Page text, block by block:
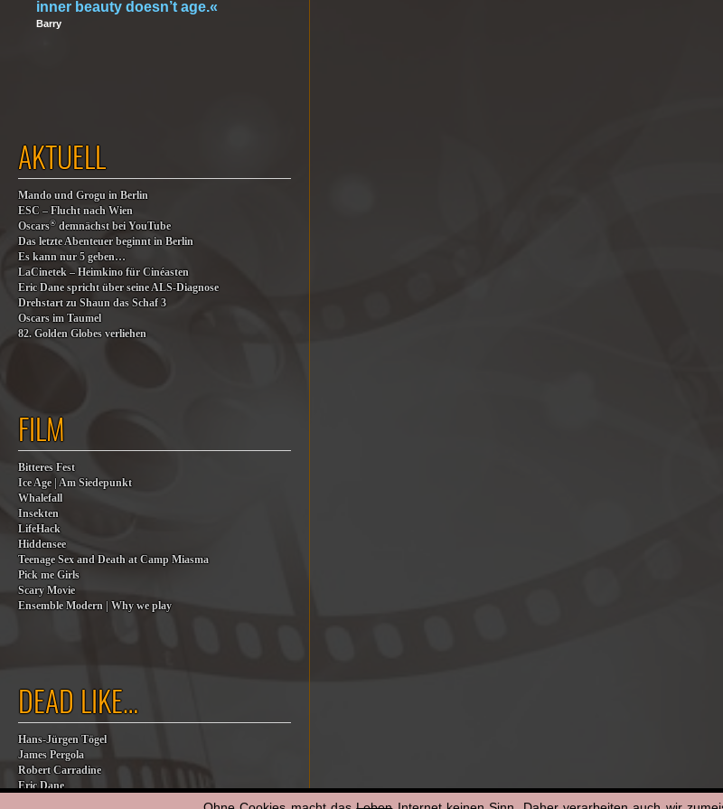
inner beauty doesn’t age.«
Barry
AKTUELL
Mando und Grogu in Berlin
ESC – Flucht nach Wien
Oscars® demnächst bei YouTube
Das letzte Abenteuer beginnt in Berlin
Es kann nur 5 geben…
LaCinetek – Heimkino für Cinéasten
Eric Dane spricht über seine ALS-Diagnose
Drehstart zu Shaun das Schaf 3
Oscars im Taumel
82. Golden Globes verliehen
FILM
Bitteres Fest
Ice Age | Am Siedepunkt
Whalefall
Insekten
LifeHack
Hiddensee
Teenage Sex and Death at Camp Miasma
Pick me Girls
Scary Movie
Ensemble Modern | Why we play
DEAD LIKE…
Hans-Jürgen Tögel
James Pergola
Robert Carradine
Eric Dane